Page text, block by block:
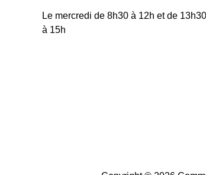
Le mercredi de 8h30 à 12h et de 13h30
à 15h